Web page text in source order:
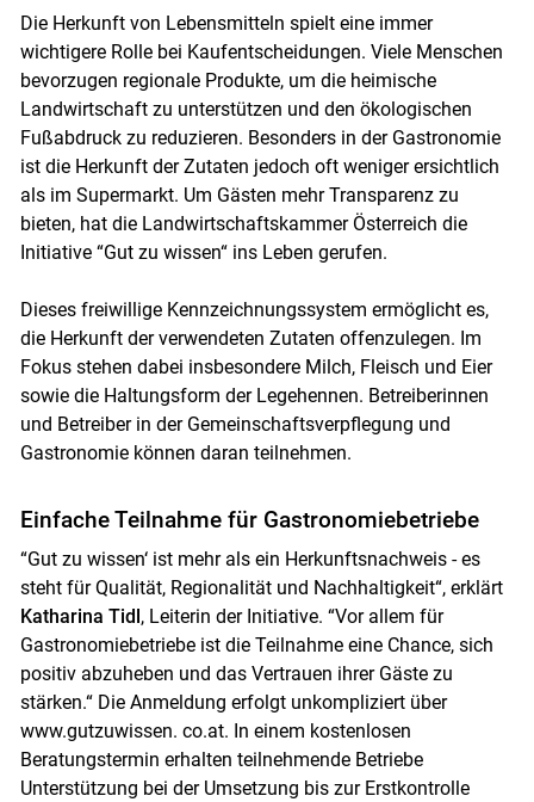
Die Herkunft von Lebensmitteln spielt eine immer
wichtigere Rolle bei Kaufentscheidungen. Viele Menschen
bevorzugen regionale Produkte, um die heimische
Landwirtschaft zu unterstützen und den ökologischen
Fußabdruck zu reduzieren. Besonders in der Gastronomie
ist die Herkunft der Zutaten jedoch oft weniger ersichtlich
als im Supermarkt. Um Gästen mehr Transparenz zu
bieten, hat die Landwirtschaftskammer Österreich die
Initiative “Gut zu wissen“ ins Leben gerufen.
Dieses freiwillige Kennzeichnungssystem ermöglicht es,
die Herkunft der verwendeten Zutaten offenzulegen. Im
Fokus stehen dabei insbesondere Milch, Fleisch und Eier
sowie die Haltungsform der Legehennen. Betreiberinnen
und Betreiber in der Gemeinschaftsverpflegung und
Gastronomie können daran teilnehmen.
Einfache Teilnahme für Gastronomiebetriebe
“Gut zu wissen‘ ist mehr als ein Herkunftsnachweis - es
steht für Qualität, Regionalität und Nachhaltigkeit“, erklärt
Katharina Tidl , Leiterin der Initiative. “Vor allem für
Gastronomiebetriebe ist die Teilnahme eine Chance, sich
positiv abzuheben und das Vertrauen ihrer Gäste zu
stärken.“ Die Anmeldung erfolgt unkompliziert über
www.gutzuwissen. co.at. In einem kostenlosen
Beratungstermin erhalten teilnehmende Betriebe
Unterstützung bei der Umsetzung bis zur Erstkontrolle